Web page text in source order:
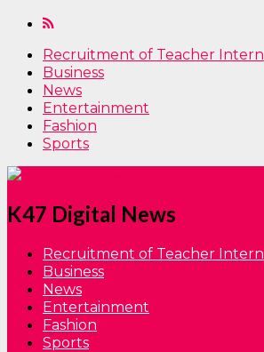
Recruitment of Teacher
Business
News
Entertainment
Fashion
Sports
K47 Digital News
Recruitment of Teacher
Business
News
Entertainment
Fashion
Sports